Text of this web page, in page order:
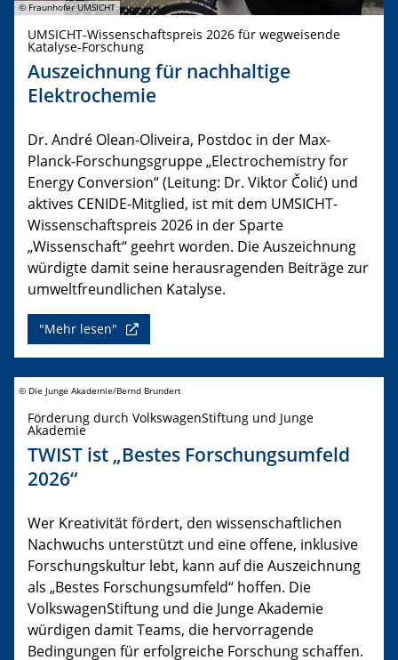
© Fraunhofer UMSICHT
UMSICHT-Wissenschaftspreis 2026 für wegweisende
Katalyse-Forschung
Auszeichnung für nachhaltige
Elektrochemie
Dr. André Olean-Oliveira, Postdoc in der Max-
Planck-Forschungsgruppe „Electrochemistry for
Energy Conversion“ (Leitung: Dr. Viktor Čolić) und
aktives CENIDE-Mitglied, ist mit dem UMSICHT-
Wissenschaftspreis 2026 in der Sparte
„Wissenschaft“ geehrt worden. Die Auszeichnung
würdigte damit seine herausragenden Beiträge zur
umweltfreundlichen Katalyse.
"Mehr lesen"
© Die Junge Akademie/Bernd Brundert
Förderung durch VolkswagenStiftung und Junge
Akademie
TWIST ist „Bestes Forschungsumfeld
2026“
Wer Kreativität fördert, den wissenschaftlichen
Nachwuchs unterstützt und eine offene, inklusive
Forschungskultur lebt, kann auf die Auszeichnung
als „Bestes Forschungsumfeld“ hoffen. Die
VolkswagenStiftung und die Junge Akademie
würdigen damit Teams, die hervorragende
Bedingungen für erfolgreiche Forschung schaffen.